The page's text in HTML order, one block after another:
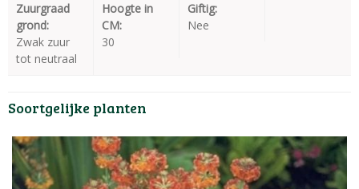
Zuurgraad
grond:
Zwak zuur
tot neutraal
Hoogte in
CM:
30
Giftig:
Nee
Soortgelijke planten